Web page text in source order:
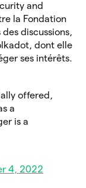
and
la Fondation
des discussions,
dont elle
ses intérêts.
offered,
a
is a
4, 2022